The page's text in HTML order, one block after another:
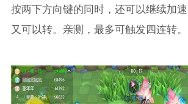
按两下方向键的同时，还可以继续加
又可以转。亲测，最多可触发四连转。